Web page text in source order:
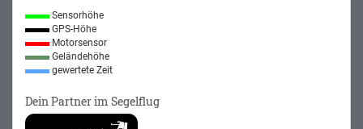
Sensorhöhe
GPS-Höhe
Motorsensor
Geländehöhe
gewertete Zeit
Dein Partner im Segelflug